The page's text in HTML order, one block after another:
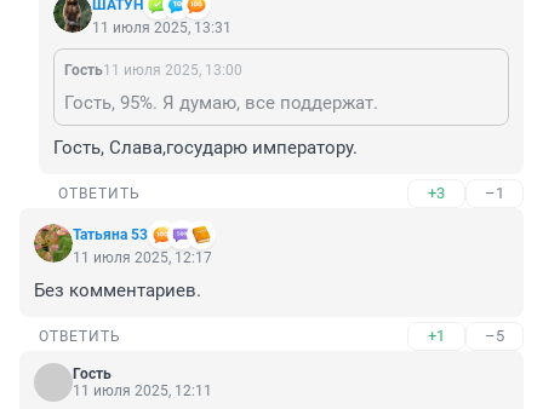
ШАТУН
11 июля 2025, 13:31
Гость11 июля 2025, 13:00
Гость, 95%. Я думаю, все поддержат.
Гость, Слава,государю императору.
ОТВЕТИТЬ +3 –1
Татьяна 53
11 июля 2025, 12:17
Без комментариев.
ОТВЕТИТЬ +1 –5
Гость
11 июля 2025, 12:11